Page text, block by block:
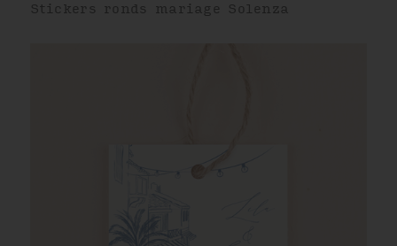
Stickers ronds mariage Solenza